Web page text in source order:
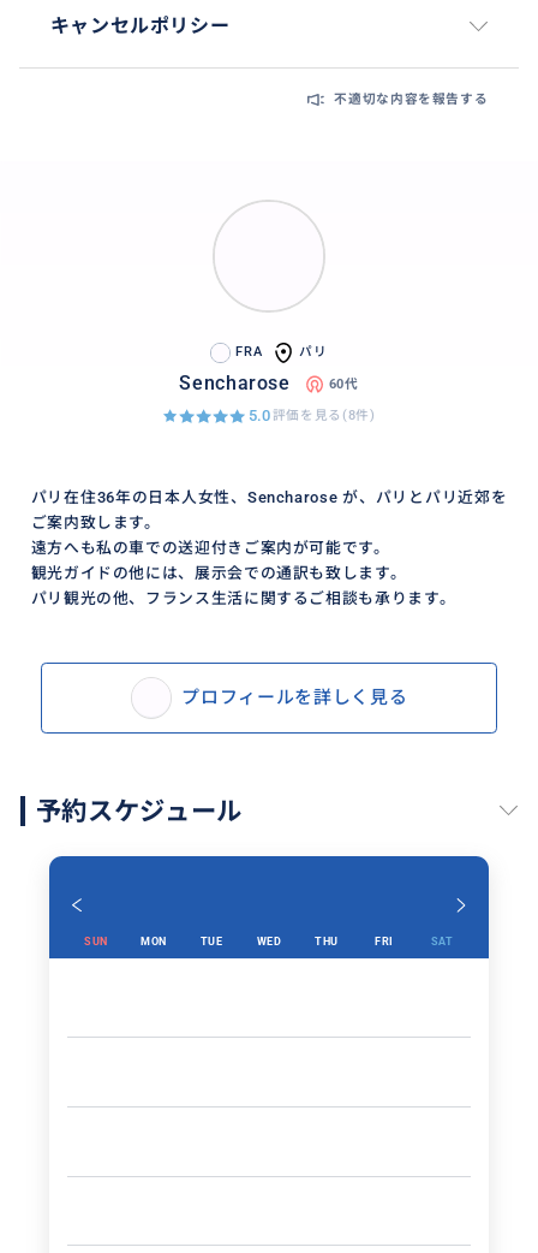
キャンセルポリシー
不適切な内容を報告する
FRA パリ
Sencharose 60代
5.0評価を見る(8件)
パリ在住36年の日本人女性、Sencharose が、パリとパリ近郊を
ご案内致します。
遠方へも私の車での送迎付きご案内が可能です。
観光ガイドの他には、展示会での通訳も致します。
パリ観光の他、フランス生活に関するご相談も承ります。
プロフィールを詳しく見る
予約スケジュール
SUN MON TUE WED THU FRI SAT